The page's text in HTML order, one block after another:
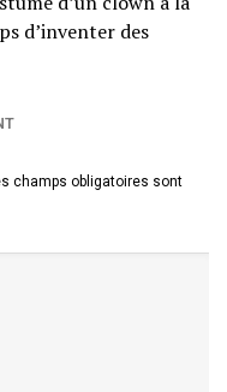
d’inventer des
champs obligatoires sont